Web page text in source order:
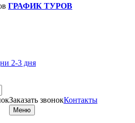
ГРАФИК ТУРОВ
2-3 дня
Заказать звонокКонтакты
Меню